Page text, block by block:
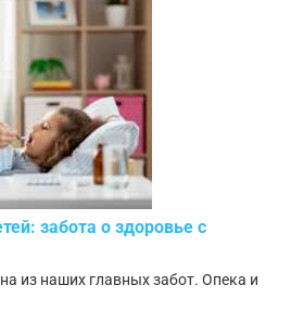
забота о здоровье с
из наших главных забот. Опека и